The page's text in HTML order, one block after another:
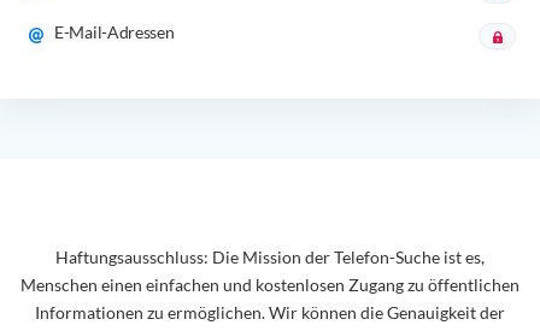
E-Mail-Adressen
Haftungsausschluss: Die Mission der Telefon-Suche ist es,
Menschen einen einfachen und kostenlosen Zugang zu öffentlichen
Informationen zu ermöglichen. Wir können die Genauigkeit der